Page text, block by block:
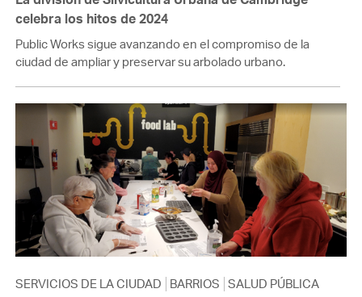
celebra los hitos de 2024
Public Works sigue avanzando en el compromiso de la
ciudad de ampliar y preservar su arbolado urbano.
SERVICIOS DE LA CIUDAD BARRIOS SALUD PÚBLICA